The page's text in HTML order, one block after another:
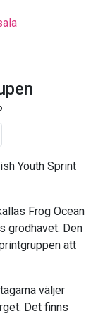
Youth Sprint
Frog Ocean
grodhavet. Den
att
väljer
Det finns